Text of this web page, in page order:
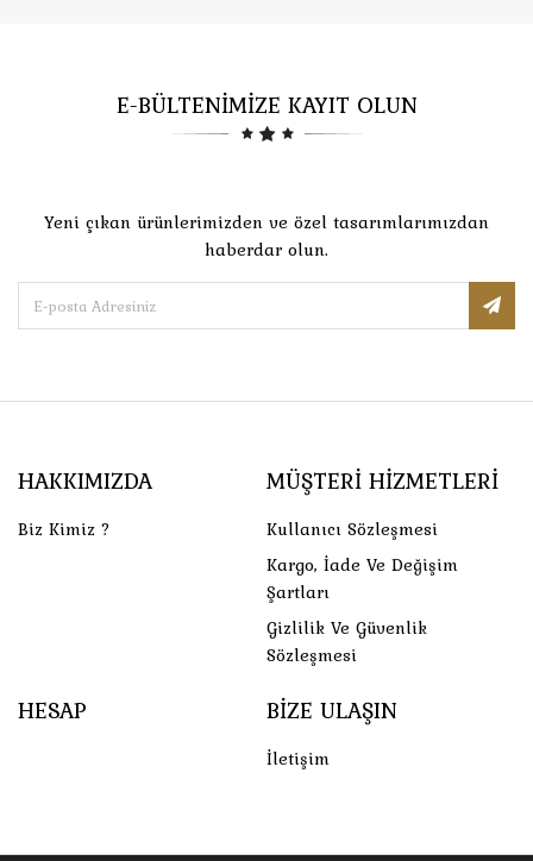
E-BÜLTENİMİZE KAYIT OLUN
Yeni çıkan ürünlerimizden ve özel tasarımlarımızdan
haberdar olun.
HAKKIMIZDA
Biz Kimiz ?
MÜŞTERI HIZMETLERI
Kullanıcı Sözleşmesi
Kargo, İade Ve Değişim
Şartları
Gizlilik Ve Güvenlik
Sözleşmesi
HESAP BIZE ULAŞIN
İletişim